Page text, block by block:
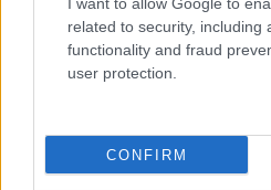
related to security, including
functionality and fraud
user protection.
CONFIRM
(HotX Remix)
Anima Sound System -Mr
Vida G Remix)
Anima Sound System -
Anima Sound System -
'Anima Sound System -68